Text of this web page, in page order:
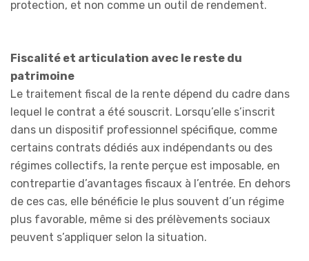
protection, et non comme un outil de rendement.
Fiscalité et articulation avec le reste du
patrimoine
Le traitement fiscal de la rente dépend du cadre dans
lequel le contrat a été souscrit. Lorsqu’elle s’inscrit
dans un dispositif professionnel spécifique, comme
certains contrats dédiés aux indépendants ou des
régimes collectifs, la rente perçue est imposable, en
contrepartie d’avantages fiscaux à l’entrée. En dehors
de ces cas, elle bénéficie le plus souvent d’un régime
plus favorable, même si des prélèvements sociaux
peuvent s’appliquer selon la situation.